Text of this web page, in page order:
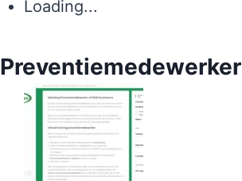
Loading...
Preventiemedewerker